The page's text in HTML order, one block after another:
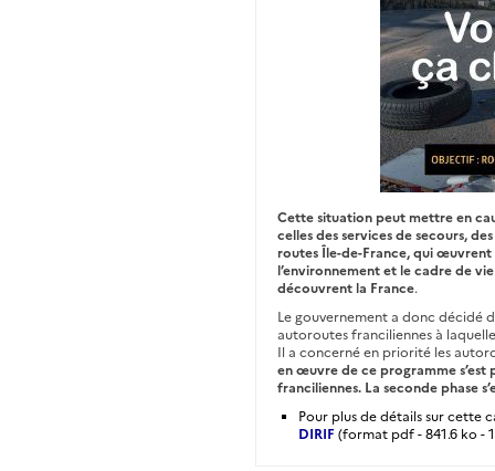
Cette situation peut mettre en
celles des services de secours,
routes Île-de-France, qui œuvrent
l’environnement et le cadre de
découvrent la France.
Le gouvernement a donc décidé
autoroutes franciliennes à
Il a concerné en priorité les
en œuvre de ce programme s’est
franciliennes. La seconde phase
Pour plus de détails sur cette
DIRIF (format pdf - 841.6 ko -